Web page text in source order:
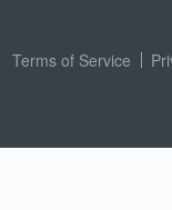
Terms of Service